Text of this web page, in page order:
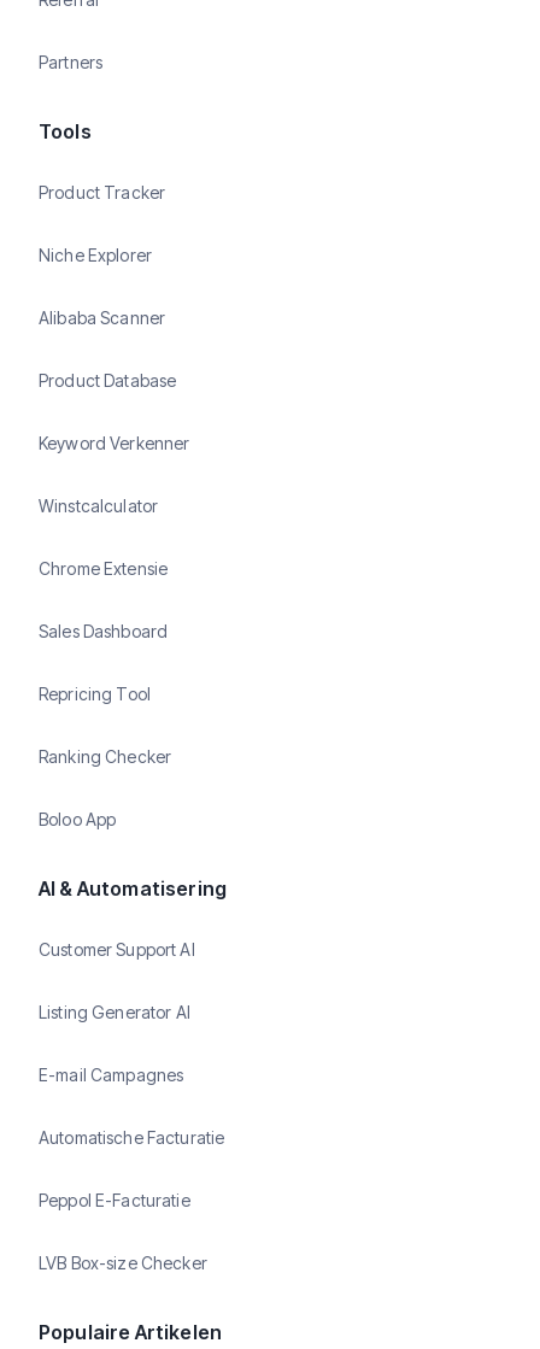
Partners
Tools
Product Tracker
Niche Explorer
Alibaba Scanner
Product Database
Keyword Verkenner
Winstcalculator
Chrome Extensie
Sales Dashboard
Repricing Tool
Ranking Checker
Boloo App
AI & Automatisering
Customer Support AI
Listing Generator AI
E-mail Campagnes
Automatische Facturatie
Peppol E-Facturatie
LVB Box-size Checker
Populaire Artikelen